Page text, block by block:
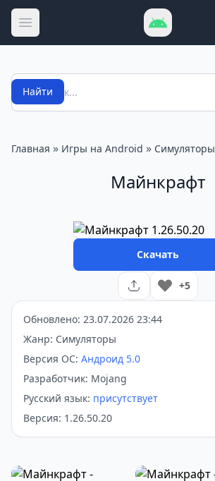
Открыть меню
Поиск
Найти
Главная » Игры на Android » Симуляторы
Майнкрафт
Скачать
+5
Обновлено: 23.07.2026 23:44
Жанр: Симуляторы
Версия ОС: Андроид 5.0
Разработчик: Mojang
Русский язык: присутствует
Версия: 1.26.50.20